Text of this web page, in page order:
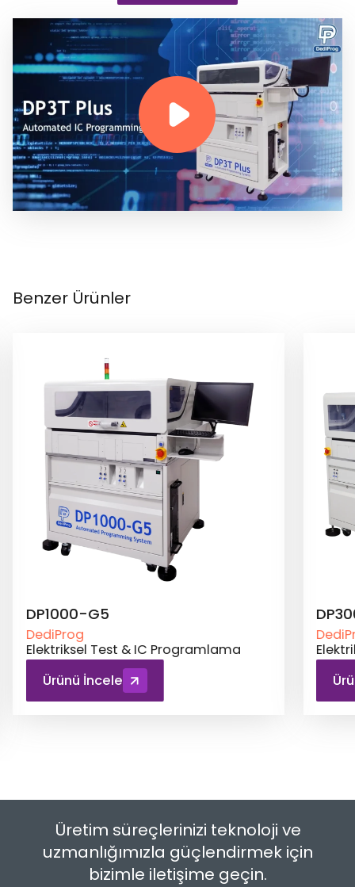
Benzer Ürünler
DP3000-G3 Plus
DediProg
Elektriksel Test & IC Programlama
Ürünü İncele
Üretim süreçlerinizi teknoloji ve
uzmanlığımızla güçlendirmek için
bizimle iletişime geçin.